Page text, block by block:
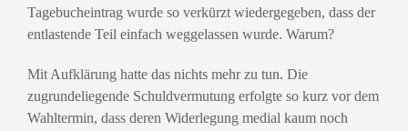
Tagebucheintrag wurde so verkürzt wiedergegeben, dass der
entlastende Teil einfach weggelassen wurde. Warum?
Mit Aufklärung hatte das nichts mehr zu tun. Die
zugrundeliegende Schuldvermutung erfolgte so kurz vor dem
Wahltermin, dass deren Widerlegung medial kaum noch